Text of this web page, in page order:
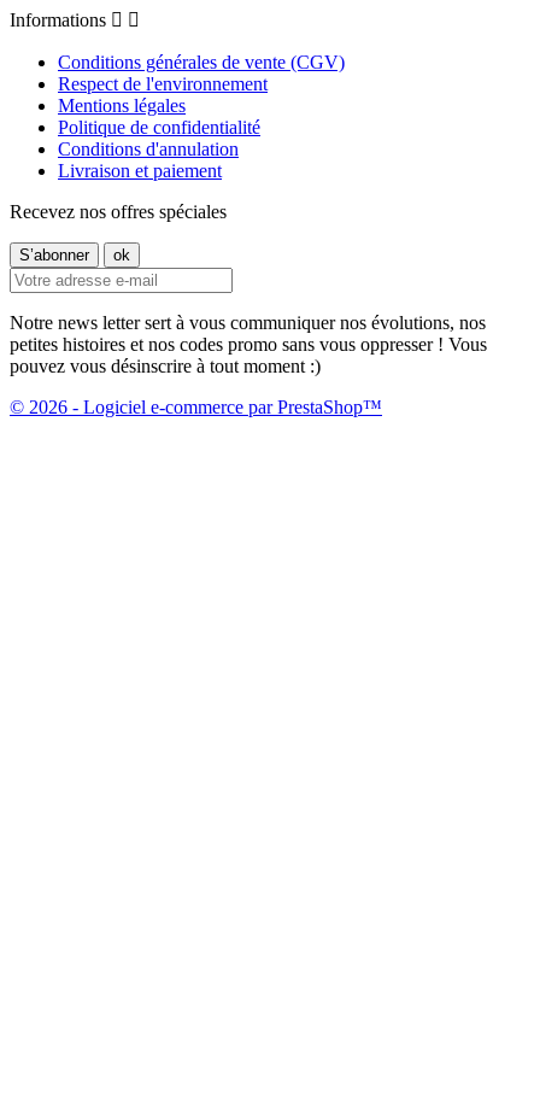
Informations  
Conditions générales de vente (CGV)
Respect de l'environnement
Mentions légales
Politique de confidentialité
Conditions d'annulation
Livraison et paiement
Recevez nos offres spéciales
Notre news letter sert à vous communiquer nos évolutions, nos
petites histoires et nos codes promo sans vous oppresser ! Vous
pouvez vous désinscrire à tout moment :)
© 2026 - Logiciel e-commerce par PrestaShop™